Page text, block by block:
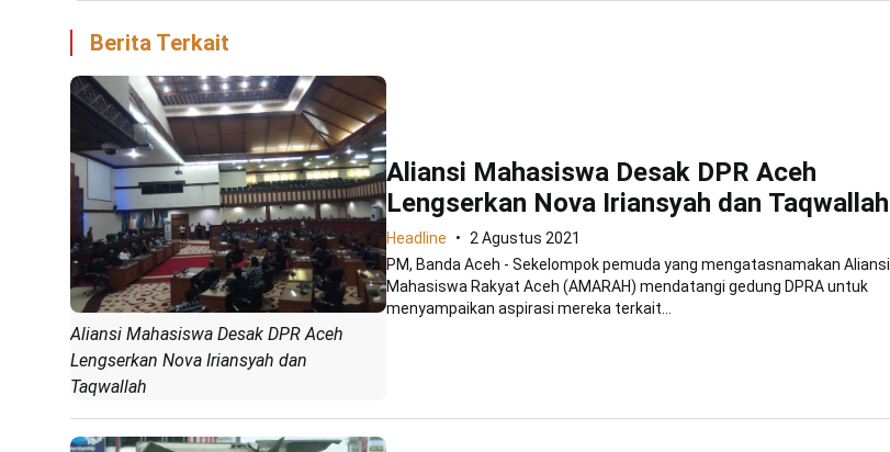
Berita Terkait
Aliansi Mahasiswa Desak DPR Aceh
Lengserkan Nova Iriansyah dan
Taqwallah
Aliansi Mahasiswa Desak DPR Aceh
Lengserkan Nova Iriansyah dan Taqwallah
Headline
2 Agustus 2021
PM, Banda Aceh - Sekelompok pemuda yang mengatasnamakan Aliansi
Mahasiswa Rakyat Aceh (AMARAH) mendatangi gedung DPRA untuk
menyampaikan aspirasi mereka terkait...